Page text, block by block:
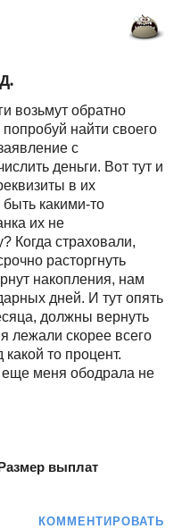
возьмут обратно
найти своего
с
деньги. Вот тут и
в их
какими-то
их не
Когда страховали,
расторгнуть
накопления, нам
дней. И тут опять
должны вернуть
лежали скорее всего
то процент.
меня ободрала не
выплат
КОММЕНТИРОВАТЬ